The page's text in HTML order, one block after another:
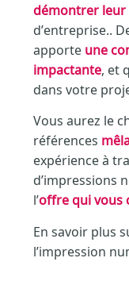
démontrer leur
d’entreprise..
apporte une
impactante, et
dans votre
Vous aurez le
références
expérience à
d’impressions
l’offre qui vous
En savoir plus
l’impression